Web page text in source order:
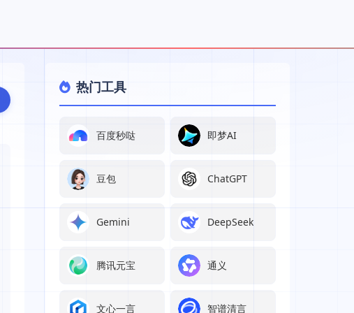
热门工具
百度秒哒 即梦AI
豆包 ChatGPT
Gemini DeepSeek
腾讯元宝 通义
文心一言 智谱清言